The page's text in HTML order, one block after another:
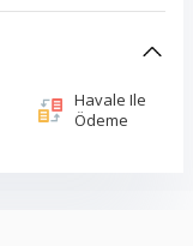
Havale Ile
Ödeme